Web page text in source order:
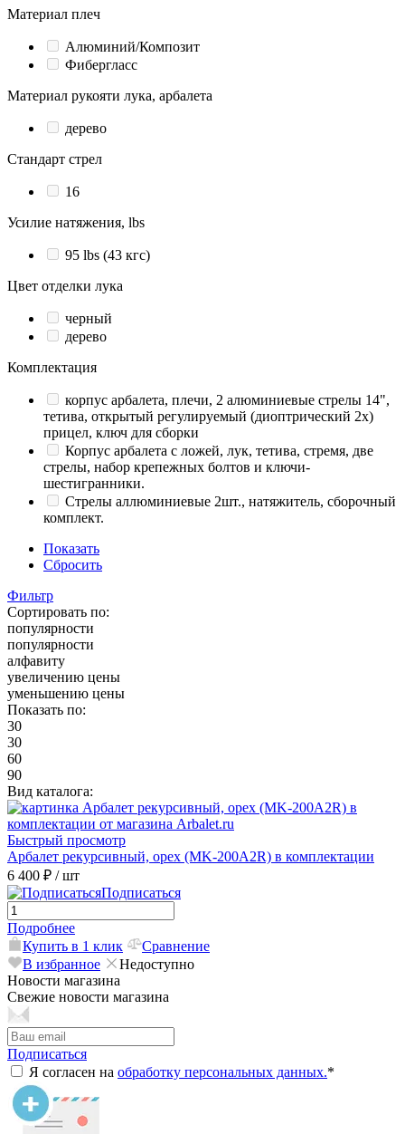
Материал плеч
Алюминий/Композит
Фибергласс
Материал рукояти лука, арбалета
дерево
Стандарт стрел
16
Усилие натяжения, lbs
95 lbs (43 кгс)
Цвет отделки лука
черный
дерево
Комплектация
корпус арбалета, плечи, 2 алюминиевые стрелы 14",
тетива, открытый регулируемый (диоптрический 2x)
прицел, ключ для сборки
Корпус арбалета с ложей, лук, тетива, стремя, две
стрелы, набор крепежных болтов и ключи-
шестигранники.
Стрелы аллюминиевые 2шт., натяжитель, сборочный
комплект.
Показать
Сбросить
Фильтр
Сортировать по:
популярности
популярности
алфавиту
увеличению цены
уменьшению цены
Показать по:
30
30
60
90
Вид каталога:
Быстрый просмотр
Арбалет рекурсивный, орех (MK-200A2R) в комплектации
6 400 ₽ / шт
Подписаться
Подробнее
Купить в 1 клик
Сравнение
В избранное
Недоступно
Новости магазина
Свежие новости магазина
Подписаться
Я согласен на обработку персональных данных.*